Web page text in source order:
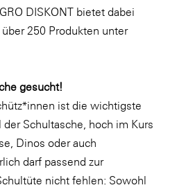
DISKONT bietet dabei
250 Produkten unter
gesucht!
ist die wichtigste
Schultasche, hoch im Kurs
Dinos oder auch
darf passend zur
nicht fehlen: Sowohl